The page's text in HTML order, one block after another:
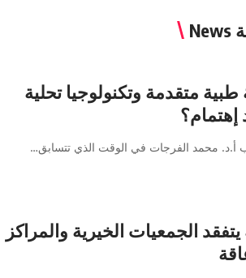
طبية متقدمة وتكنولوجيا تحلية
إهتمام؟
أ.د. محمد الفرجات في الوقت الذي تتسابق…
الجمعيات الخيرية والمراكز